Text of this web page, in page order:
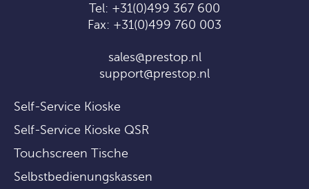
Tel: +31(0)499 367 600
Fax: +31(0)499 760 003
sales@prestop.nl
support@prestop.nl
Self-Service Kioske
Self-Service Kioske QSR
Touchscreen Tische
Selbstbedienungskassen